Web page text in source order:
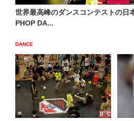
世界最高峰のダンスコンテストの日
PHOP DA...
DANCE